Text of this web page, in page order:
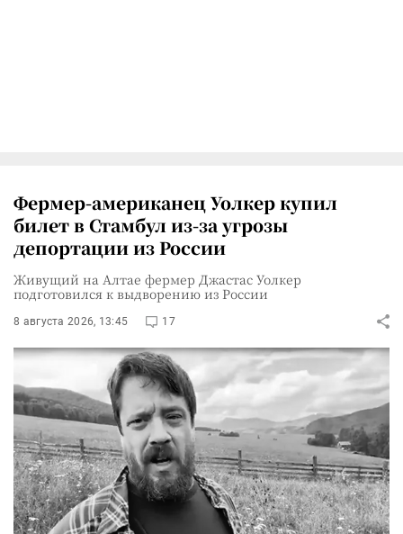
Фермер-американец Уолкер купил
билет в Стамбул из-за угрозы
депортации из России
Живущий на Алтае фермер Джастас Уолкер
подготовился к выдворению из России
8 августа 2026, 13:45 17